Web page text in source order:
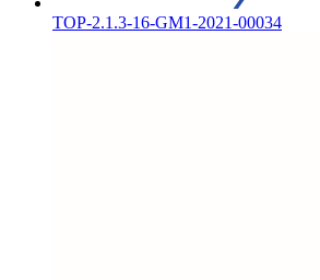
TOP-2.1.3-16-GM1-2021-00034